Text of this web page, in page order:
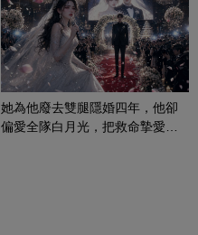
她為他廢去雙腿隱婚四年，他卻
偏愛全隊白月光，把救命摯愛當